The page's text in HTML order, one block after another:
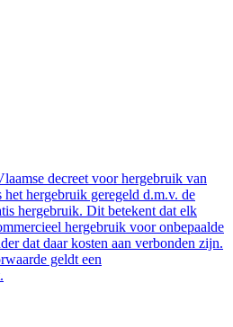
decreet voor hergebruik van
hergebruik geregeld d.m.v. de
hergebruik. Dit betekent dat elk
hergebruik voor onbepaalde
dat daar kosten aan verbonden zijn.
geldt een